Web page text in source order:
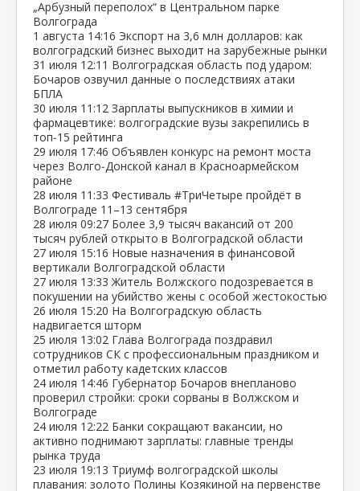
„Арбузный переполох“ в Центральном парке
Волгограда
1 августа 14:16 Экспорт на 3,6 млн долларов: как
волгоградский бизнес выходит на зарубежные рынки
31 июля 12:11 Волгоградская область под ударом:
Бочаров озвучил данные о последствиях атаки
БПЛА
30 июля 11:12 Зарплаты выпускников в химии и
фармацевтике: волгоградские вузы закрепились в
топ‑15 рейтинга
29 июля 17:46 Объявлен конкурс на ремонт моста
через Волго‑Донской канал в Красноармейском
районе
28 июля 11:33 Фестиваль #ТриЧетыре пройдёт в
Волгограде 11–13 сентября
28 июля 09:27 Более 3,9 тысяч вакансий от 200
тысяч рублей открыто в Волгоградской области
27 июля 15:16 Новые назначения в финансовой
вертикали Волгоградской области
27 июля 13:33 Житель Волжского подозревается в
покушении на убийство жены с особой жестокостью
26 июля 15:20 На Волгоградскую область
надвигается шторм
25 июля 13:02 Глава Волгограда поздравил
сотрудников СК с профессиональным праздником и
отметил работу кадетских классов
24 июля 14:46 Губернатор Бочаров внепланово
проверил стройки: сроки сорваны в Волжском и
Волгограде
24 июля 12:22 Банки сокращают вакансии, но
активно поднимают зарплаты: главные тренды
рынка труда
23 июля 19:13 Триумф волгоградской школы
плавания: золото Полины Козякиной на первенстве